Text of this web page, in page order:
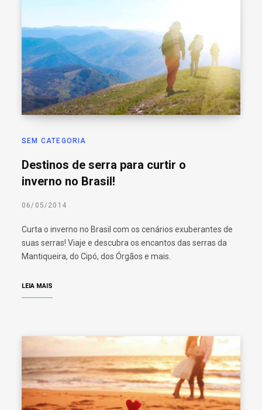
SEM CATEGORIA
Destinos de serra para curtir o
inverno no Brasil!
06/05/2014
Curta o inverno no Brasil com os cenários exuberantes de
suas serras! Viaje e descubra os encantos das serras da
Mantiqueira, do Cipó, dos Órgãos e mais.
LEIA MAIS